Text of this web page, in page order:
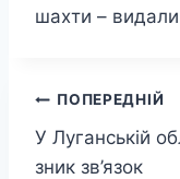
шахти –
Навігація
записів
ПОПЕРЕДНІЙ
У Луганській
зник зв’язок